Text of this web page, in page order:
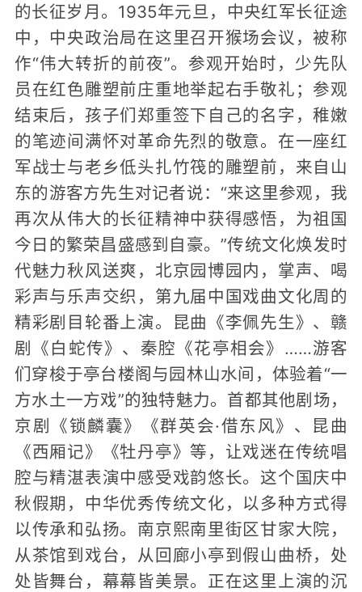
的长征岁月。1935年元旦，中央红军长征途
中，中央政治局在这里召开猴场会议，被称
作“伟大转折的前夜”。参观开始时，少先队
员在红色雕塑前庄重地举起右手敬礼；参观
结束后，孩子们郑重签下自己的名字，稚嫩
的笔迹间满怀对革命先烈的敬意。在一座红
军战士与老乡低头扎竹筏的雕塑前，来自山
东的游客方先生对记者说：“来这里参观，我
再次从伟大的长征精神中获得感悟，为祖国
今日的繁荣昌盛感到自豪。”传统文化焕发时
代魅力秋风送爽，北京园博园内，掌声、喝
彩声与乐声交织，第九届中国戏曲文化周的
精彩剧目轮番上演。昆曲《李佩先生》、赣
剧《白蛇传》、秦腔《花亭相会》……游客
们穿梭于亭台楼阁与园林山水间，体验着“一
方水土一方戏”的独特魅力。首都其他剧场，
京剧《锁麟囊》《群英会·借东风》、昆曲
《西厢记》《牡丹亭》等，让戏迷在传统唱
腔与精湛表演中感受戏韵悠长。这个国庆中
秋假期，中华优秀传统文化，以多种方式得
以传承和弘扬。南京熙南里街区甘家大院，
从茶馆到戏台，从回廊小亭到假山曲桥，处
处皆舞台，幕幕皆美景。正在这里上演的沉